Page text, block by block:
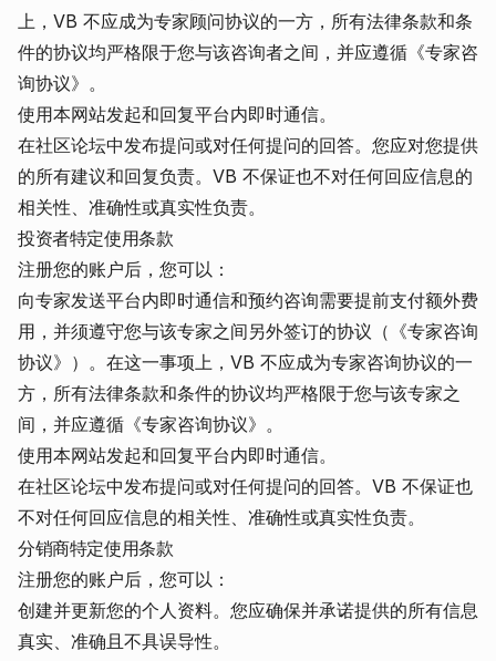
上，VB 不应成为专家顾问协议的一方，所有法律条款和条
件的协议均严格限于您与该咨询者之间，并应遵循《专家咨
询协议》。
使用本网站发起和回复平台内即时通信。
在社区论坛中发布提问或对任何提问的回答。您应对您提供
的所有建议和回复负责。VB 不保证也不对任何回应信息的
相关性、准确性或真实性负责。
投资者特定使用条款
注册您的账户后，您可以：
向专家发送平台内即时通信和预约咨询需要提前支付额外费
用，并须遵守您与该专家之间另外签订的协议（《专家咨询
协议》）。在这一事项上，VB 不应成为专家咨询协议的一
方，所有法律条款和条件的协议均严格限于您与该专家之
间，并应遵循《专家咨询协议》。
使用本网站发起和回复平台内即时通信。
在社区论坛中发布提问或对任何提问的回答。VB 不保证也
不对任何回应信息的相关性、准确性或真实性负责。
分销商特定使用条款
注册您的账户后，您可以：
创建并更新您的个人资料。您应确保并承诺提供的所有信息
真实、准确且不具误导性。